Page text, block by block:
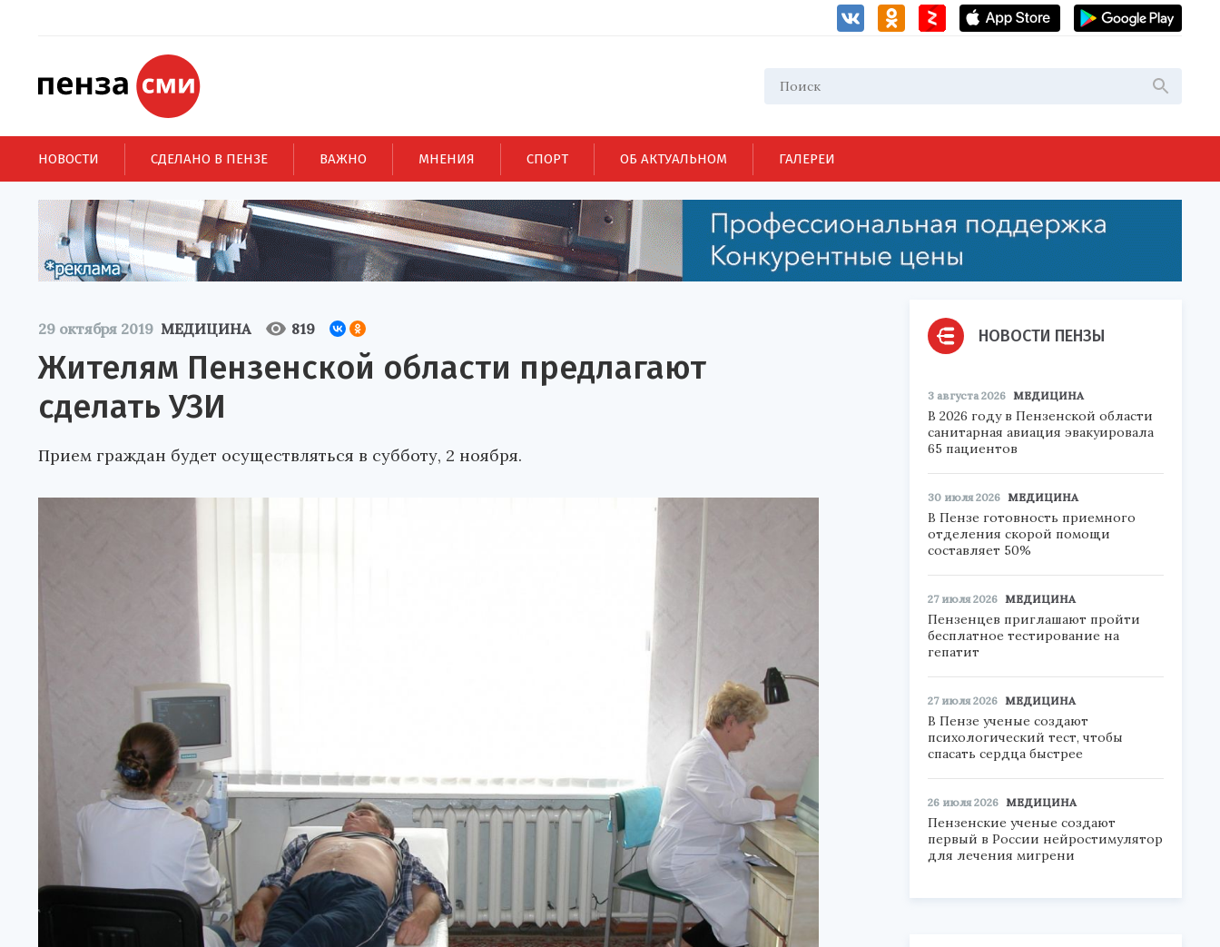
НОВОСТИ СДЕЛАНО В ПЕНЗЕ ВАЖНО МНЕНИЯ СПОРТ ОБ АКТУАЛЬНОМ ГАЛЕРЕИ
29 октября 2019 МЕДИЦИНА 819
Жителям Пензенской области предлагают
сделать УЗИ
Прием граждан будет осуществляться в субботу, 2 ноября.
НОВОСТИ ПЕНЗЫ
3 августа 2026 МЕДИЦИНА
В 2026 году в Пензенской области
санитарная авиация эвакуировала
65 пациентов
30 июля 2026 МЕДИЦИНА
В Пензе готовность приемного
отделения скорой помощи
составляет 50%
27 июля 2026 МЕДИЦИНА
Пензенцев приглашают пройти
бесплатное тестирование на
гепатит
27 июля 2026 МЕДИЦИНА
В Пензе ученые создают
психологический тест, чтобы
спасать сердца быстрее
26 июля 2026 МЕДИЦИНА
Пензенские ученые создают
первый в России нейростимулятор
для лечения мигрени